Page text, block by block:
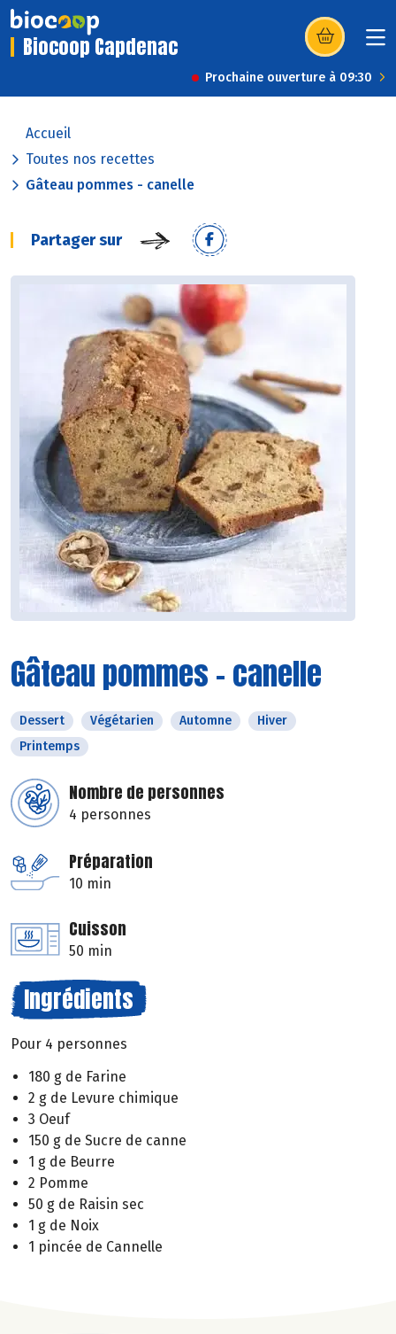
Biocoop Capdenac (s’ouvre dans
Prochaine ouverture à 09:30
Accueil
Toutes nos recettes
Gâteau pommes - canelle
Partager sur
Gâteau pommes - canelle
Dessert Végétarien Automne
Hiver
Printemps
Nombre de personnes
4 personnes
Préparation
10 min
Cuisson
50 min
Ingrédients
Pour 4 personnes
180 g de Farine
2 g de Levure chimique
3 Oeuf
150 g de Sucre de canne
1 g de Beurre
2 Pomme
50 g de Raisin sec
1 g de Noix
1 pincée de Cannelle